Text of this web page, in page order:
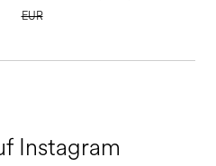
EUR
Instagram